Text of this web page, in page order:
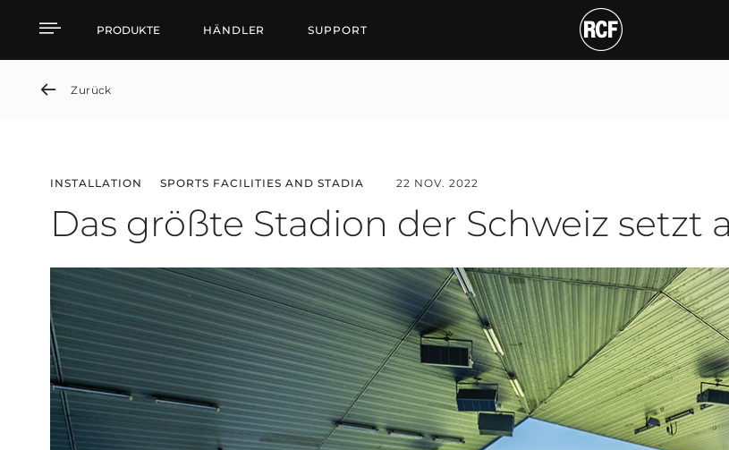
Das größte Stadion der Schweiz setzt auf
PRODUKTE HÄNDLER SUPPORT
Zurück
INSTALLATION SPORTS FACILITIES AND STADIA 22 NOV. 2022
Das größte Stadion der Schweiz setzt